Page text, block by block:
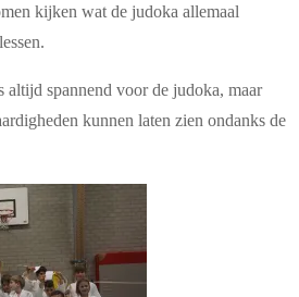
kijken wat de judoka allemaal
altijd spannend voor de judoka, maar
kunnen laten zien ondanks de